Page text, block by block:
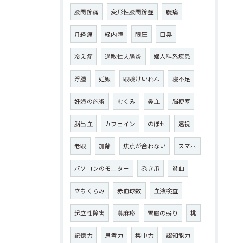
股関節痛 変形性股関節症 腹痛
月経痛 緑内障 眼圧 口臭
冷え症 過敏性大腸炎 婦人科系疾患
浮腫 妊娠 眼瞼けいれん 寝不足
妊婦の施術 むくみ 鼻血 脳梗塞
脳出血 カフェイン のぼせ 遠視
老眼 加齢 焦点が合わない スマホ
パソコンのモニター 巻き爪 貧血
立ちくらみ 赤血球数 血液検査
起立性障害 蕁麻疹 胃腸の弱り 桃
記憶力 思考力 集中力 認知能力